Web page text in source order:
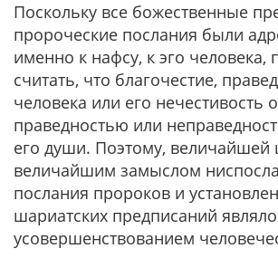
Поскольку все божественные
пророческие послания были
именно к нафсу, к эго человека,
считать, что благочестие,
человека или его нечестивость
праведностью или
его души. Поэтому, величайшей
величайшим замыслом
послания пророков и
шариатских предписаний
усовершенствованием